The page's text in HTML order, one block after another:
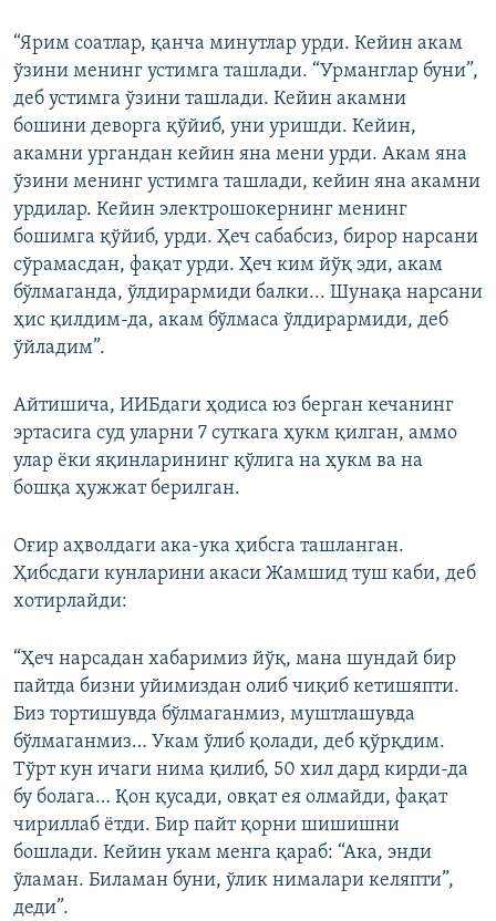
“Ярим соатлар, қанча минутлар урди. Кейин акам
ўзини менинг устимга ташлади. “Урманглар буни”,
деб устимга ўзини ташлади. Кейин акамни
бошини деворга қўйиб, уни уришди. Кейин,
акамни ургандан кейин яна мени урди. Акам яна
ўзини менинг устимга ташлади, кейин яна акамни
урдилар. Кейин электрошокернинг менинг
бошимга қўйиб, урди. Ҳеч сабабсиз, бирор нарсани
сўрамасдан, фақат урди. Ҳеч ким йўқ эди, акам
бўлмаганда, ўлдирармиди балки... Шунақа нарсани
ҳис қилдим-да, акам бўлмаса ўлдирармиди, деб
ўйладим”.
Айтишича, ИИБдаги ҳодиса юз берган кечанинг
эртасига суд уларни 7 суткага ҳукм қилган, аммо
улар ёки яқинларининг қўлига на ҳукм ва на
бошқа ҳужжат берилган.
Оғир аҳволдаги ака-ука ҳибсга ташланган.
Ҳибсдаги кунларини акаси Жамшид туш каби, деб
хотирлайди:
“Ҳеч нарсадан хабаримиз йўқ, мана шундай бир
пайтда бизни уйимиздан олиб чиқиб кетишяпти.
Биз тортишувда бўлмаганмиз, муштлашувда
бўлмаганмиз… Укам ўлиб қолади, деб қўрқдим.
Тўрт кун ичаги нима қилиб, 50 хил дард кирди-да
бу болага… Қон қусади, овқат ея олмайди, фақат
чириллаб ётди. Бир пайт қорни шишишни
бошлади. Кейин укам менга қараб: “Ака, энди
ўламан. Биламан буни, ўлик нималари келяпти”,
деди”.